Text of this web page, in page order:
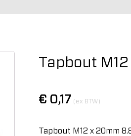
Tapbout
€ 0,17 (ex BTW)
Tapbout M12 x 20mm